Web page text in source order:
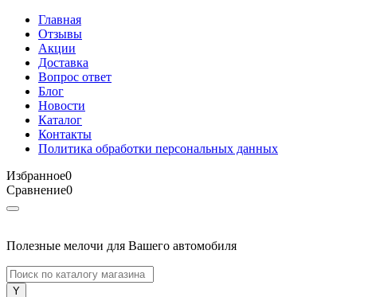
Главная
Отзывы
Акции
Доставка
Вопрос ответ
Блог
Новости
Каталог
Контакты
Политика обработки персональных данных
Избранное0
Сравнение0
Полезные мелочи для Вашего автомобиля